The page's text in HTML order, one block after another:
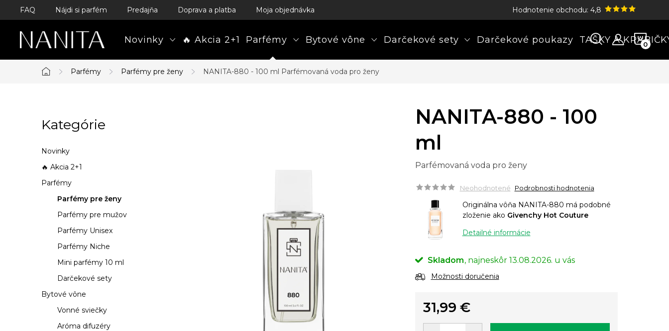
Prejsť
obsah
FAQ Nájdi si parfém Predajňa Doprava a platba Moja objednávka Hodnotenie obchodu: 4,8
Novinky 🔥 Akcia 2+1 Parfémy Bytové vône Darčekové sety Darčekové poukazy TAŠKY A
Domov
Parfémy Parfémy pre ženy NANITA-880 - 100 ml Parfémovaná voda pro ženy
o
č
n
ý
l
Preskočiť
kategórie
Kategórie
Novinky
🔥 Akcia 2+1
Parfémy
Parfémy pre ženy
Parfémy pre mužov
Parfémy Unisex
Parfémy Niche
Mini parfémy 10 ml
Darčekové sety
Bytové vône
Vonné sviečky
Aróma difuzéry
NANITA-880 - 100
ml
Parfémovaná voda pro ženy
Neohodnotené Podrobnosti hodnotenia
Originálna vôňa NANITA-880 má podobné
zloženie ako Givenchy Hot Couture
Detailné informácie
Skladom 13.08.2026.
Možnosti doručenia
31,99 €